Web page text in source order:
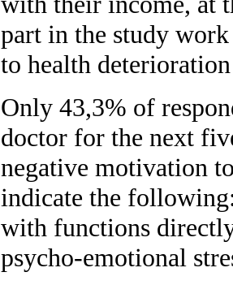
part in the study
to health
Only 43,3% of
doctor for the next
negative motivation
indicate the
with functions
psycho-emotional